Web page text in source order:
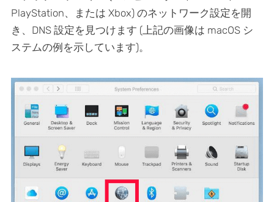
PlayStation、または Xbox) のネットワーク設定を開
き、DNS 設定を見つけます (上記の画像は macOS シ
ステムの例を示しています)。